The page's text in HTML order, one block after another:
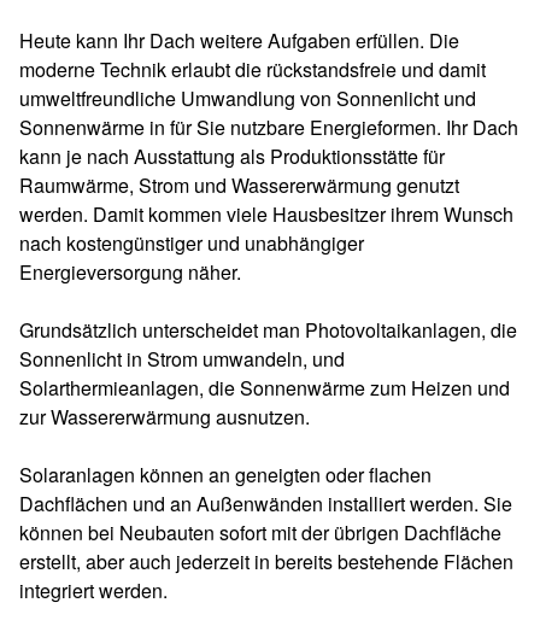
Heute kann Ihr Dach weitere Aufgaben erfüllen. Die
moderne Technik erlaubt die rückstandsfreie und damit
umweltfreundliche Umwandlung von Sonnenlicht und
Sonnenwärme in für Sie nutzbare Energieformen. Ihr Dach
kann je nach Ausstattung als Produktionsstätte für
Raumwärme, Strom und Wassererwärmung genutzt
werden. Damit kommen viele Hausbesitzer ihrem Wunsch
nach kostengünstiger und unabhängiger
Energieversorgung näher.
Grundsätzlich unterscheidet man Photovoltaikanlagen, die
Sonnenlicht in Strom umwandeln, und
Solarthermieanlagen, die Sonnenwärme zum Heizen und
zur Wassererwärmung ausnutzen.
Solaranlagen können an geneigten oder flachen
Dachflächen und an Außenwänden installiert werden. Sie
können bei Neubauten sofort mit der übrigen Dachfläche
erstellt, aber auch jederzeit in bereits bestehende Flächen
integriert werden.